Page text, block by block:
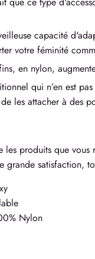
capacité
votre féminité
en nylon,
qui n’en est
les attacher à des
les produits que vous
grande satisfaction,
Nylon